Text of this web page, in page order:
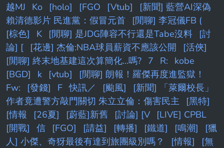
越MJ
Ko [holo] [FGO [Vtub]
[新聞] 藍營AI深偽
賴清德影片 民進黨：假冒元首
[閒聊] 李冠儀FB (
[棕色]
K [閒聊] 是JDG陣容不行還是Tabe沒料
[討
論] [
[花邊] 杰倫:NBA球員薪資不應該公開
[活俠]
[閒聊] 終末地基建這次算簡化...嗎? 7 R:
kobe
[BGD]
k [vtub]
[閒聊] 朗報！羅傑再度進監獄！
Fw:
[發錢] F 快訊／ [颱風]
[新聞] 「萊爾校長」
作者竟遭警方敲門關切 朱立立倫：傷害民主
[黑特]
[情報
[26夏] [蔚藍]新舊 [討論] [V
[LIVE] CPBL
[開戰]
信 [FGO] [請益] [轉播] [鐵道] [鳴潮]
[獵
人] 小傑、奇犽最後有達到旅團級別嗎？
[情報]
[無